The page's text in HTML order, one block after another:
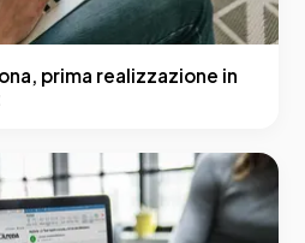
prima realizzazione in